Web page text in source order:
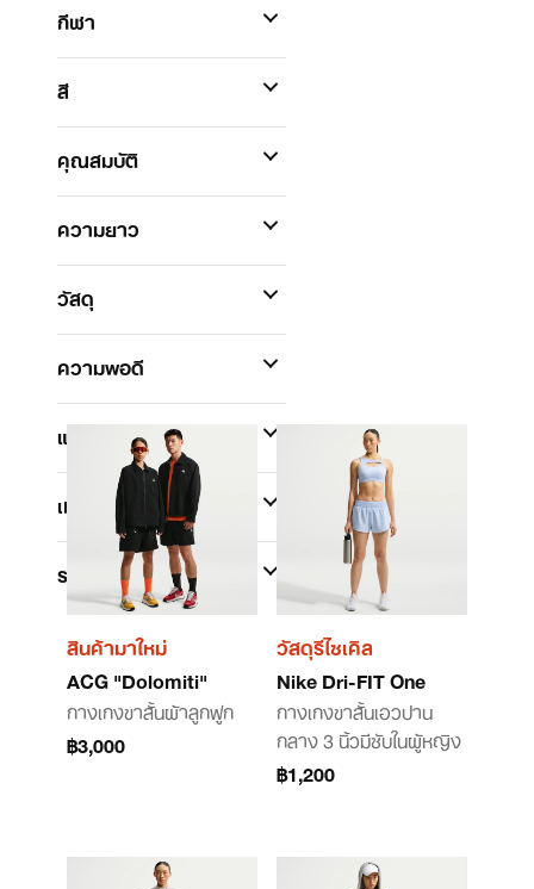
กีฬา
สี
คุณสมบัติ
ความยาว
วัสดุ
ความพอดี
แบรนด์
เทคโนโลยี
ระดับขอบเอว
สินค้ามาใหม่
ACG "Dolomiti"
กางเกงขาสั้นผ้าลูกฟูก
฿3,000
วัสดุรีไซเคิล
Nike Dri-FIT One
กางเกงขาสั้นเอวปาน
กลาง 3 นิ้วมีซับในผู้หญิง
฿1,200